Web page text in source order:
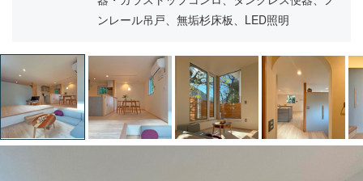
ンレール吊戸、無垢杉床板、LED照明